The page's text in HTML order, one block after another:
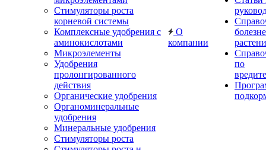
Стимуляторы роста
корневой системы
Комплексные удобрения с
аминокислотами
Микроэлементы
Удобрения
пролонгированного
действия
Органические удобрения
Органоминеральные
удобрения
Минеральные удобрения
Стимуляторы роста
О
компании
по